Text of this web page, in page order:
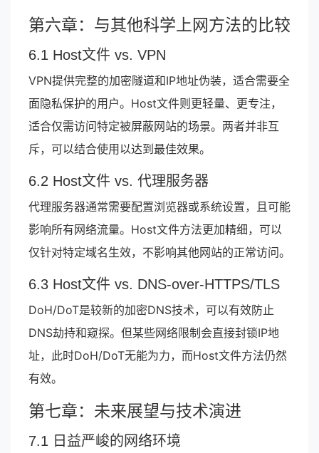
第六章：与其他科学上网方法的比较
6.1 Host文件 vs. VPN
VPN提供完整的加密隧道和IP地址伪装，适合需要全
面隐私保护的用户。Host文件则更轻量、更专注，
适合仅需访问特定被屏蔽网站的场景。两者并非互
斥，可以结合使用以达到最佳效果。
6.2 Host文件 vs. 代理服务器
代理服务器通常需要配置浏览器或系统设置，且可能
影响所有网络流量。Host文件方法更加精细，可以
仅针对特定域名生效，不影响其他网站的正常访问。
6.3 Host文件 vs. DNS-over-HTTPS/TLS
DoH/DoT是较新的加密DNS技术，可以有效防止
DNS劫持和窥探。但某些网络限制会直接封锁IP地
址，此时DoH/DoT无能为力，而Host文件方法仍然
有效。
第七章：未来展望与技术演进
7.1 日益严峻的网络环境